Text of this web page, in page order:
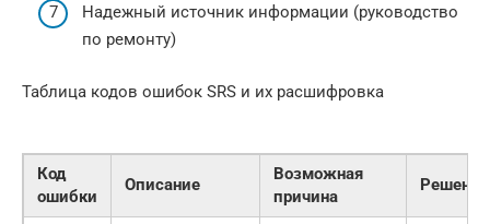
Надежный источник информации (руководство
по ремонту)
Таблица кодов ошибок SRS и их расшифровка
Код
ошибки
Описание
Возможная
причина
Решение